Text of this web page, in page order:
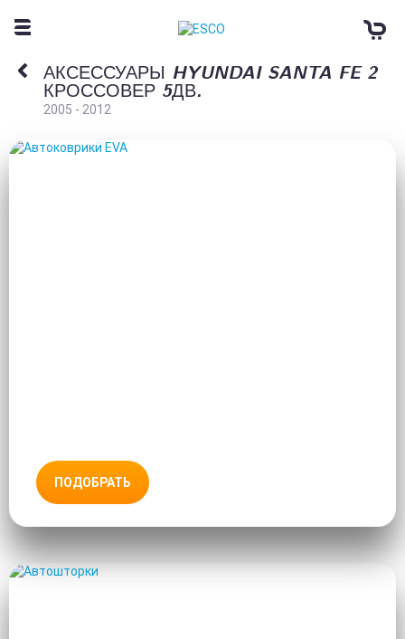
АКСЕССУАРЫ HYUNDAI SANTA FE 2
КРОССОВЕР 5ДВ.
2005 - 2012
ПОДОБРАТЬ